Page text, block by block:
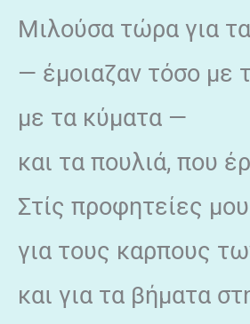
Μιλούσα τώρα για
— έμοιαζαν τόσο με
με τα κύματα —
και τα πουλιά, που
Στίς προφητείες
για τους καρπους
και για τα βήματα